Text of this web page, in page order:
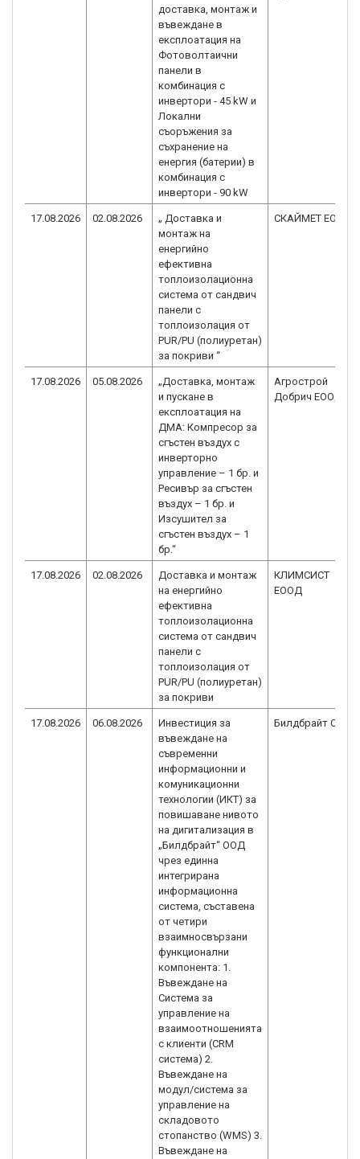
доставка, монтаж и
въвеждане в
експлоатация на
Фотоволтаични
панели в
комбинация с
инвертори - 45 kW и
Локални
съоръжения за
съхранение на
енергия (батерии) в
комбинация с
инвертори - 90 kW
17.08.2026 02.08.2026
„ Доставка и
монтаж на
енергийно
ефективна
топлоизолационна
система от сандвич
панели с
топлоизолация от
PUR/PU (полиуретан)
за покриви “
СКАЙМЕТ ЕООД
17.08.2026 05.08.2026
„Доставка, монтаж
и пускане в
експлоатация на
ДМА: Компресор за
сгъстен въздух с
инверторно
управление – 1 бр. и
Ресивър за сгъстен
въздух – 1 бр. и
Изсушител за
сгъстен въздух – 1
бр.“
Агрострой
Добрич ЕООД
17.08.2026 02.08.2026
Доставка и монтаж
на енергийно
ефективна
топлоизолационна
система от сандвич
панели с
топлоизолация от
PUR/PU (полиуретан)
за покриви
КЛИМСИСТ
ЕООД
17.08.2026 06.08.2026
Инвестиция за
въвеждане на
съвременни
информационни и
комуникационни
технологии (ИКТ) за
повишаване нивото
на дигитализация в
„Билдбрайт“ ООД
чрез единна
интегрирана
информационна
система, съставена
от четири
взаимносвързани
функционални
компонента: 1.
Въвеждане на
Система за
управление на
взаимоотношенията
с клиенти (CRM
система) 2.
Въвеждане на
модул/система за
управление на
складовото
стопанство (WMS) 3.
Въвеждане на
Билдбрайт ООД